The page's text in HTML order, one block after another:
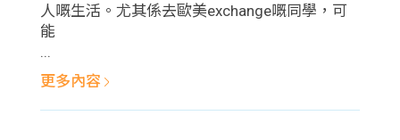
人嘅生活。尤其係去歐美exchange嘅同學，可
能
...
更多內容